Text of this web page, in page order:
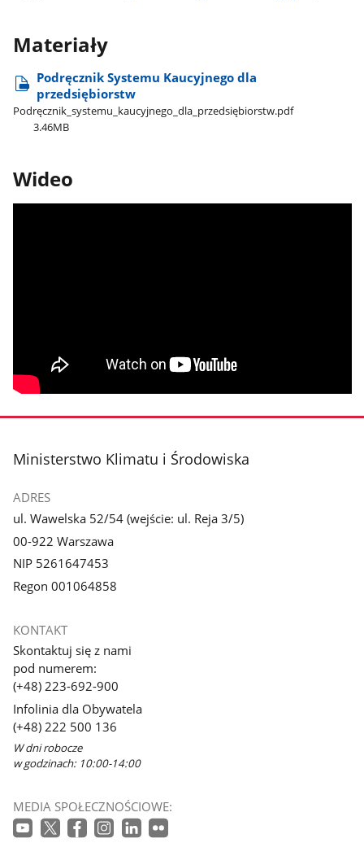
Materiały
Podręcznik Systemu Kaucyjnego dla
przedsiębiorstw
Podręcznik​_systemu​_kaucyjnego​_dla​_przedsiębiorstw.pdf
3.46MB
Wideo
stopka
Ministerstwo Klimatu i Środowiska
ADRES
ul. Wawelska 52/54 (wejście: ul. Reja 3/5)
00-922 Warszawa
NIP 5261647453
Regon 001064858
KONTAKT
Skontaktuj się z nami
pod numerem:
(+48) 223-692-900
Infolinia dla Obywatela
(+48) 222 500 136
W dni robocze
w godzinach: 10:00-14:00
MEDIA SPOŁECZNOŚCIOWE: